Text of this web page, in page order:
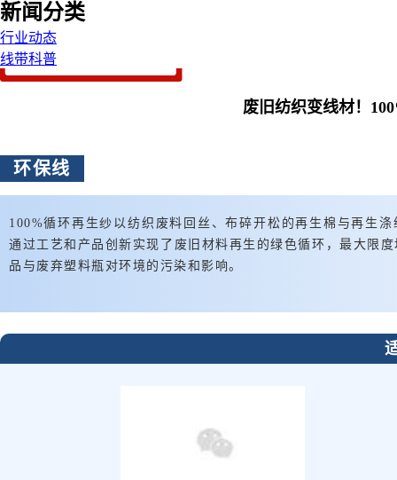
新闻分类
行业动态
线带科普
废旧纺织变线材！
环保线
100%循环再生纱以纺织废料 回丝 、布碎开松的再生棉与再生
通过工艺和产品创新实现了废旧材料再生的绿色循环，最大限
品与废弃塑料瓶对环境的污染和影响。